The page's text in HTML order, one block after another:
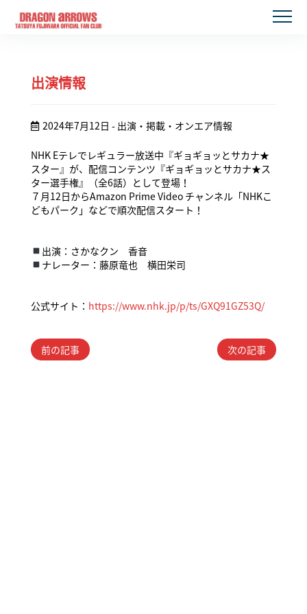
07.08
出演情報
2024年7月12日 - 出演・掲載・オンエア情報
NHK Eテレでレギュラー放送中『ギョギョッとサカナ★
スター』が、配信コンテンツ『ギョギョッとサカナ★ス
ター選手権』（全6話）として登場！
７月12日からAmazon Prime Video チャンネル「NHKこ
どもパーク」などで順次配信スタート！
出演：さかなクン 香音
ナレーター：藤原竜也 横田栄司
公式サイト： https://www.nhk.jp/p/ts/GXQ91GZ53Q/
前の記事 次の記事